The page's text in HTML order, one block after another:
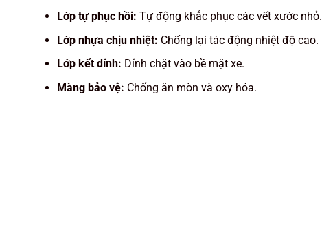
Lớp tự phục hồi: Tự động khắc phục các vết xước nhỏ.
Lớp nhựa chịu nhiệt: Chống lại tác động nhiệt độ cao.
Lớp kết dính: Dính chặt vào bề mặt xe.
Màng bảo vệ: Chống ăn mòn và oxy hóa.